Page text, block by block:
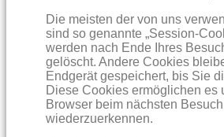
Die meisten der von uns
sind so genannte „Session-
werden nach Ende Ihres
gelöscht. Andere Cookies
Endgerät gespeichert, bis Sie
Diese Cookies ermöglichen es
Browser beim nächsten Besuch
wiederzuerkennen.